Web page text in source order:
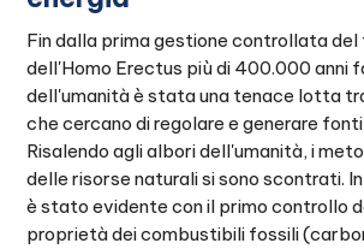
Fin dalla prima gestione controllata
dell'Homo Erectus più di 400.000 anni
dell'umanità è stata una tenace lotta
che cercano di regolare e generare fonti
Risalendo agli albori dell'umanità, i
delle risorse naturali si sono scontrati.
è stato evidente con il primo controllo
proprietà dei combustibili fossili